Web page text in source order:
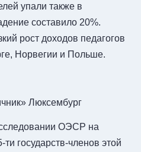
упали также в
составило 20%.
рост доходов педагогов
Норвегии и Польше.
Люксембург
ОЭСР на
государств-членов этой